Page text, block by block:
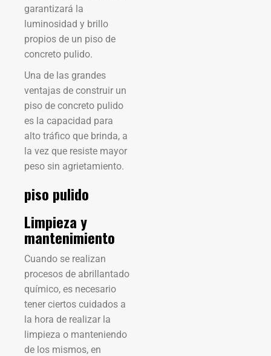
garantizará la
luminosidad y brillo
propios de un piso de
concreto pulido.
Una de las grandes
ventajas de construir un
piso de concreto pulido
es la capacidad para
alto tráfico que brinda, a
la vez que resiste mayor
peso sin agrietamiento.
piso pulido
Limpieza y
mantenimiento
Cuando se realizan
procesos de abrillantado
químico, es necesario
tener ciertos cuidados a
la hora de realizar la
limpieza o manteniendo
de los mismos, en